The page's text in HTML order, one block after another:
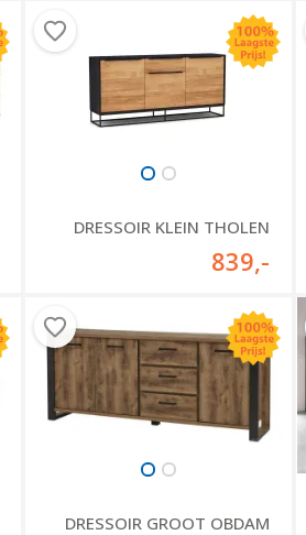
DRESSOIR KLEIN THOLEN
839,-
DRESSOIR GROOT OBDAM